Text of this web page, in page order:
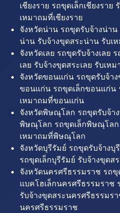
เชียงราย รถขุดเล็กเชียงราย
เหมาถมที่เชียงราย
จังหวัดน่าน รถขุดรับจ้างน่า
น่าน รับจ้างขุดสระน่าน รับเ
จังหวัดเลย รถขุดรับจ้างเลย
เลย รับจ้างขุดสระเลย รับเหม
จังหวัดขอนแก่น รถขุดรับจ้า
ขอนแก่น รถขุดเล็กขอนแก่น
เหมาถมที่ขอนแก่น
จังหวัดพิษณุโลก รถขุดรับจ้า
พิษณุโลก รถขุดเล็กพิษณุโล
เหมาถมที่พิษณุโลก
จังหวัดบุรีรัมย์ รถขุดรับจ้างบุ
รถขุดเล็กบุรีรัมย์ รับจ้างขุดส
จังหวัดนครศรีธรรมราช รถ
แบคโฮเล็กนครศรีธรรมราช
รับจ้างขุดสระนครศรีธรรมร
นครศรีธรรมราช